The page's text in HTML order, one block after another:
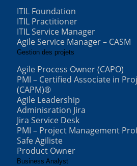
ITIL Foundation
ITIL Practitioner
ITIL Service Manager
Agile Service Manager – CASM
Gestion des projets
Agile Process Owner (CAPO)
PMI – Certified Associate in
(CAPM)®
Agile Leadership
Adminisration Jira
Jira Service Desk
PMI – Project Management
Safe Agiliste
Product Owner
Business Analyst